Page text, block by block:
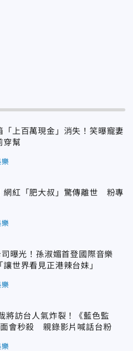
「上百萬現金」消失！笑曝寵妻
穿幫
樂
網紅「肥大叔」驚傳離世 粉專
樂
曝光！孫淑媚首登國際音樂
世界看見正港辣台妹」
樂
將訪台人氣炸裂！《藍色監
會秒殺 親錄影片喊話台粉
樂